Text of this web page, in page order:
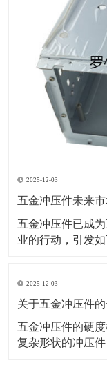
2025-12-03
五金冲压件未来
五金冲压件已成
业的行动，引发
价上调后，五金
难向下游转嫁，
发
2025-12-03
关于五金冲压件
五金冲压件的硬
复杂形状的冲压